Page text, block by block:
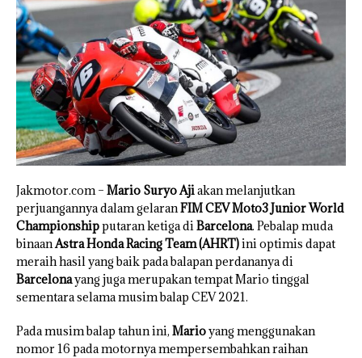
Jakmotor.com – Mario Suryo Ajiakan melanjutkan
perjuangannya dalam gelaranFIM CEV Moto3 Junior World
Championshipputaran ketiga diBarcelona. Pebalap muda
binaanAstra Honda Racing Team (AHRT)ini optimis dapat
meraih hasil yang baik pada balapan perdananya di
Barcelonayang juga merupakan tempat Mario tinggal
sementara selama musim balap CEV 2021.
Pada musim balap tahun ini, Marioyang menggunakan
nomor 16 pada motornya mempersembahkan raihan